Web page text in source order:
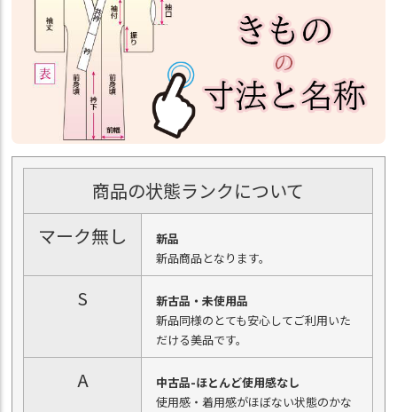
商品の状態ランクについて
マーク無し
新品
新品商品となります。
S
新古品・未使用品
新品同様のとても安心してご利用いた
だける美品です。
A
中古品-ほとんど使用感なし
使用感・着用感がほぼない状態のかな